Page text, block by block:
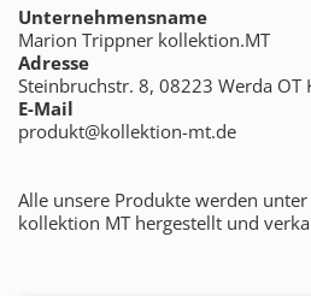
Unternehmensname
Marion Trippner kollektion.MT
Adresse
Steinbruchstr. 8, 08223 Werda OT
E-Mail
produkt@kollektion-mt.de
Alle unsere Produkte werden
kollektion MT hergestellt und